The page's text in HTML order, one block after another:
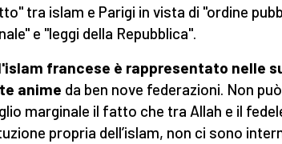
tra islam e Parigi in vista di "ordine
e "leggi della Repubblica".
francese è rappresentato nelle
anime da ben nove federazioni. Non
marginale il fatto che tra Allah e il
propria dell’islam, non ci sono